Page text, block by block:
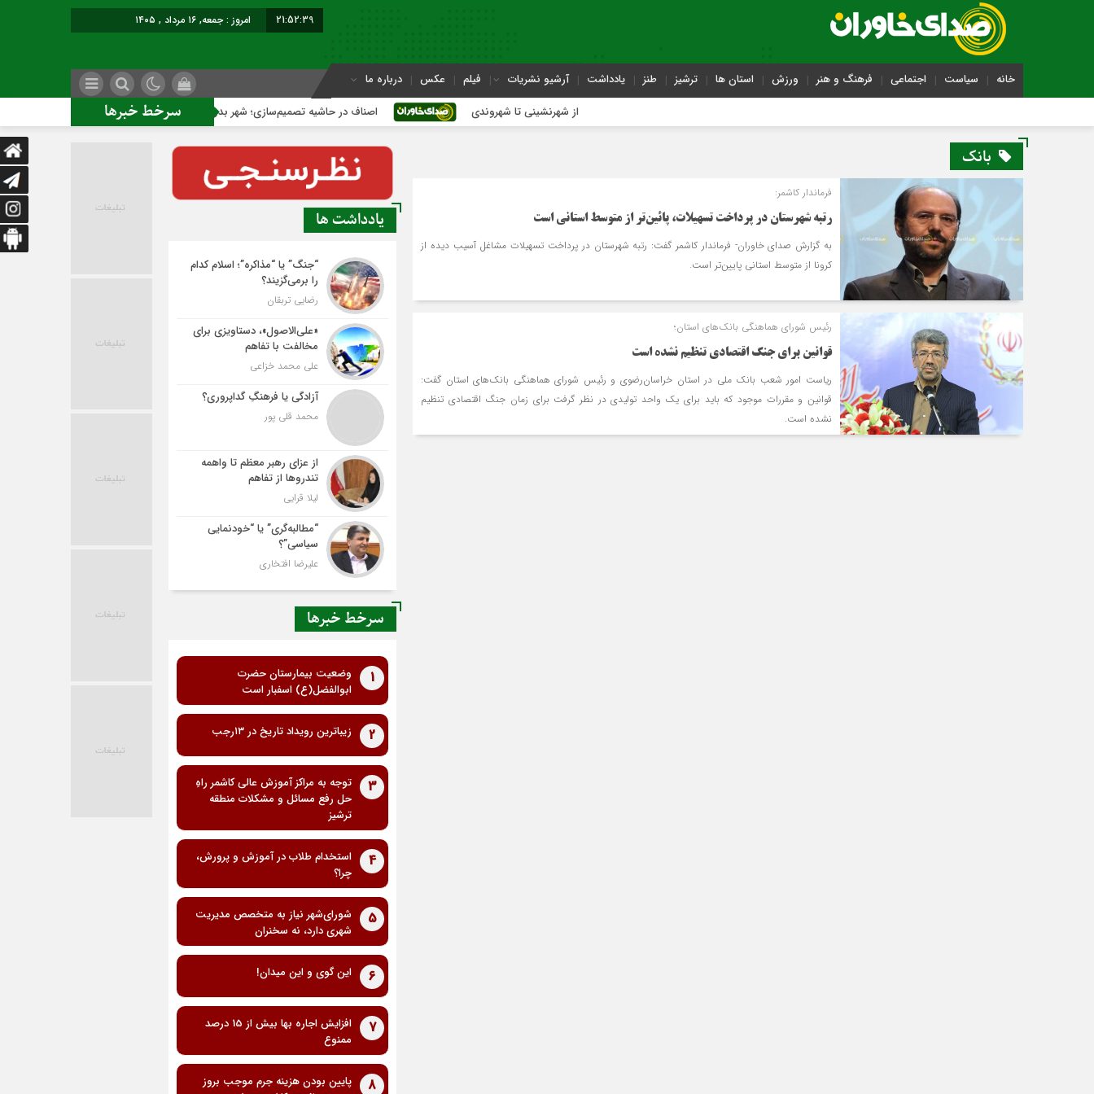
21:52:40 امروز : جمعه, ۱۶ مرداد , ۱۴۰۵
خانه سیاست اجتماعی فرهنگ و هنر ورزش استان ها ترشیز طنز یادداشت آرشیو نشریات فیلم عکس درباره ما
سرخط خبرها از شهرنشینی تا شهروندی اصناف در حاشیه تصمیم‌سازی؛ شهر بدون بازار به کجا می‌رسد؟
بانک
فرماندار کاشمر:
رتبه شهرستان در پرداخت تسهیلات، پائین‌تر از متوسط استانی است
به گزارش صدای خاوران- فرماندار کاشمر گفت: رتبه شهرستان در پرداخت تسهیلات مشاغل آسیب دیده از
کرونا از متوسط استانی پایین‌تر است.
رئیس شورای هماهنگی بانک‌های استان؛
قوانین برای جنگ اقتصادی تنظیم نشده است
ریاست امور شعب بانک ملی در استان خراسان‌رضوی و رئیس شورای هماهنگی بانک‌های استان گفت:
قوانین و مقررات موجود که باید برای یک واحد تولیدی در نظر گرفت برای زمان جنگ اقتصادی تنظیم
نشده است.
یادداشت ها
“جنگ” یا “مذاکره”؛ اسلام کدام
را برمی‌گزیند؟
رضایی تربقان
«علی‌الاصول»، دستاویزی برای
مخالفت با تفاهم
علی محمد خزاعی
آزادگی یا فرهنگِ گداپروری؟
محمد قلی پور
از عزای رهبر معظم تا واهمه
تندروها از تفاهم
لیلا قرایی
“مطالبه‌گری” یا “خودنمایی
سیاسی”؟
علیرضا افتخاری
سرخط خبرها
1
وضعیت بیمارستان حضرت
ابوالفضل(ع) اسفبار است
2 زیباترین رویداد تاریخ در ۱۳رجب
3
توجه به مراکز آموزش عالی کاشمر راهِ
حل رفع مسائل و مشکلات منطقه
ترشیز
4
استخدام طلاب در آموزش و پرورش،
چرا؟
5
شورای‌شهر نیاز به متخصص مدیریت
شهری دارد، نه سخنران
6 این گوی و این میدان!
7
افزایش اجاره بها بیش از 15 درصد
ممنوع
8
پایین بودن هزینه جرم موجب بروز